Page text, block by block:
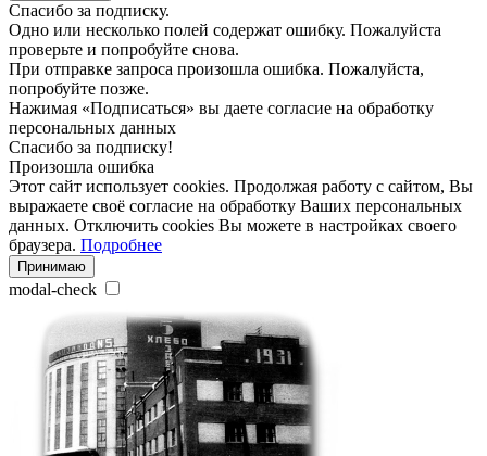
Спасибо за подписку.
Одно или несколько полей содержат ошибку. Пожалуйста
проверьте и попробуйте снова.
При отправке запроса произошла ошибка. Пожалуйста,
попробуйте позже.
Нажимая «Подписаться» вы даете согласие на обработку
персональных данных
Спасибо за подписку!
Произошла ошибка
Этот сайт использует cookies. Продолжая работу с сайтом, Вы
выражаете своё согласие на обработку Ваших персональных
данных. Отключить cookies Вы можете в настройках своего
браузера. Подробнее
Принимаю
modal-check